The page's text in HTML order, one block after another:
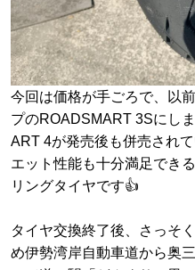
今回は価格が手ごろで、以
プのROADSMART 3Sにし
ART 4が発売後も併売され
エット性能も十分満足でき
リングタイヤです👍
タイヤ交換終了後、さっそ
め伊勢湾岸自動車道から奥